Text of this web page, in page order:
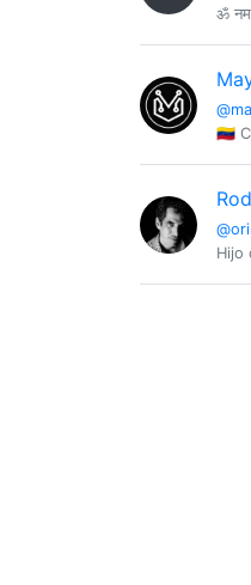
ॐ
🇻🇪
Hijo